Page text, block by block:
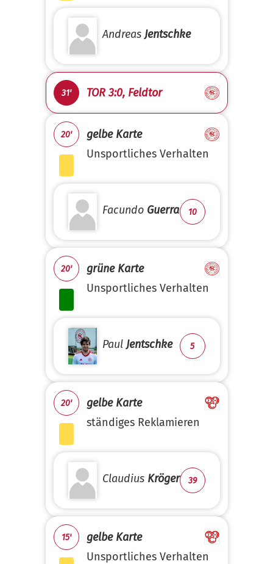
Andreas Jentschke
31' TOR 3:0, Feldtor
20'
gelbe Karte
Unsportliches Verhalten
Facundo Guerra 10
20'
grüne Karte
Unsportliches Verhalten
Paul Jentschke 5
20'
gelbe Karte
ständiges Reklamieren
Claudius Kröger 39
15'
gelbe Karte
Unsportliches Verhalten